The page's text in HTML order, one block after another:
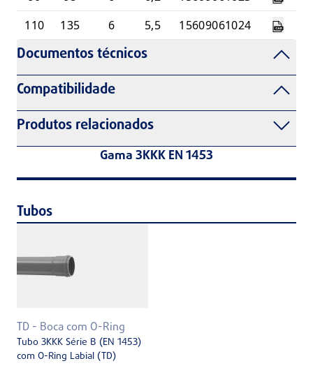
110
135 6 5,5 15609061024
Documentos técnicos
Compatibilidade
Produtos relacionados
Gama 3KKK EN 1453
Tubos
TD - Boca com O-Ring
Tubo 3KKK Série B (EN 1453)
com O-Ring Labial (TD)